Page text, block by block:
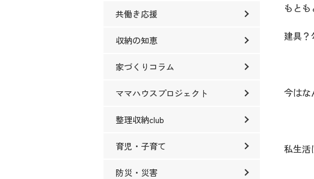
もとも
建具？
今はな
私生活
共働き応援
収納の知恵
家づくりコラム
ママハウスプロジェクト
整理収納club
育児・子育て
防災・災害